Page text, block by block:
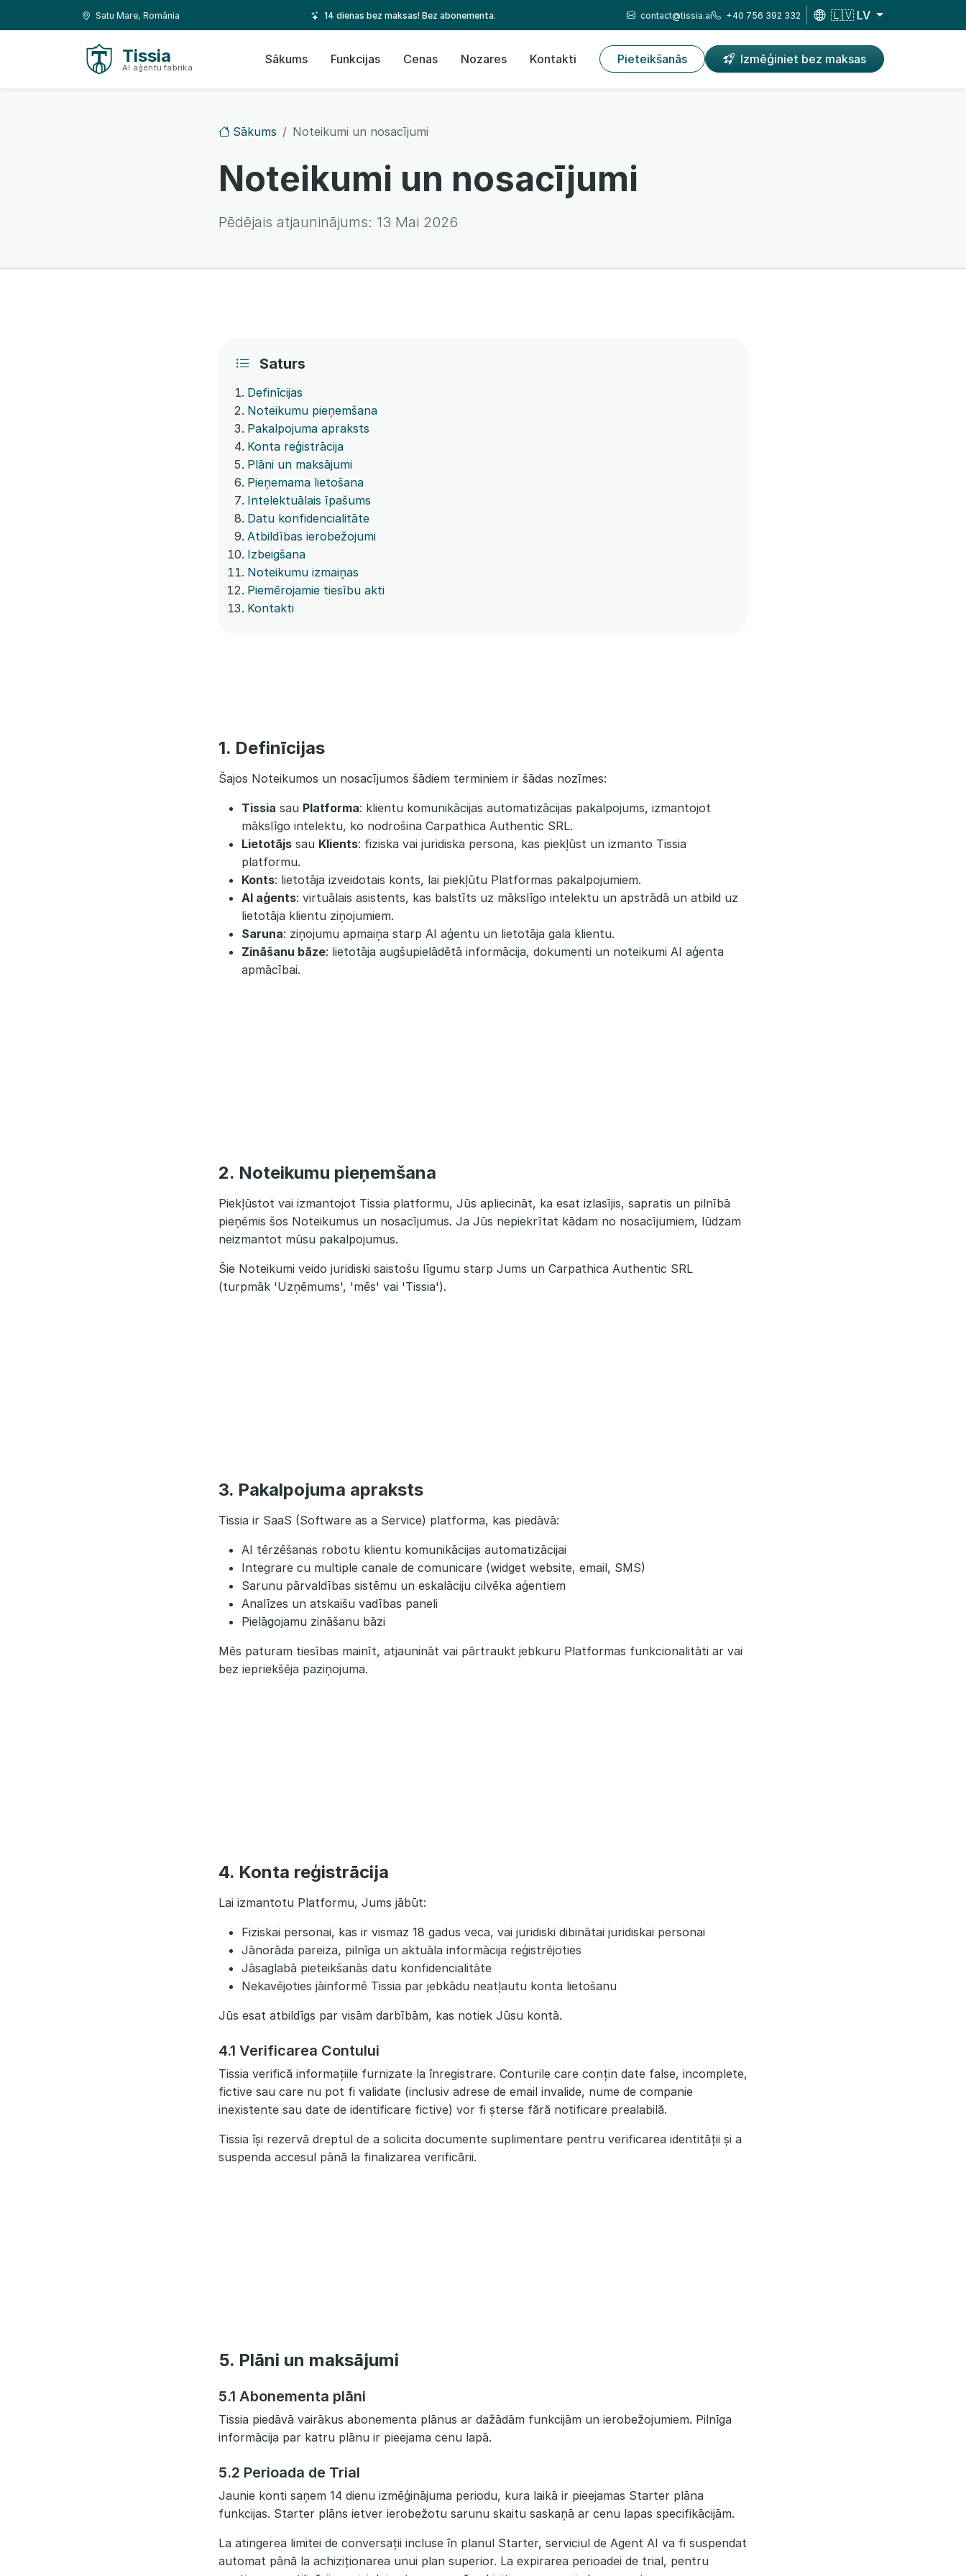
Pāriet uz saturu
Pāriet uz navigācijuAtrašanās vieta:
Satu Mare, România 14 dienas bez maksas! Bez abonementa. contact@tissia.ai +40 756 392 332 🇱🇻 LV
Tissia
AI aģentu fabrika
Sākums Funkcijas Cenas Nozares Kontakti Pieteikšanās Izmēģiniet bez maksas
Sākums Noteikumi un nosacījumi
Noteikumi un nosacījumi
Pēdējais atjauninājums: 13 Mai 2026
Saturs
Definīcijas
Noteikumu pieņemšana
Pakalpojuma apraksts
Konta reģistrācija
Plāni un maksājumi
Pieņemama lietošana
Intelektuālais īpašums
Datu konfidencialitāte
Atbildības ierobežojumi
Izbeigšana
Noteikumu izmaiņas
Piemērojamie tiesību akti
Kontakti
1. Definīcijas
Šajos Noteikumos un nosacījumos šādiem terminiem ir šādas nozīmes:
Tissia sau Platforma: klientu komunikācijas automatizācijas pakalpojums, izmantojot
mākslīgo intelektu, ko nodrošina Carpathica Authentic SRL.
Lietotājs sau Klients: fiziska vai juridiska persona, kas piekļūst un izmanto Tissia
platformu.
Konts: lietotāja izveidotais konts, lai piekļūtu Platformas pakalpojumiem.
AI aģents: virtuālais asistents, kas balstīts uz mākslīgo intelektu un apstrādā un atbild uz
lietotāja klientu ziņojumiem.
Saruna: ziņojumu apmaiņa starp AI aģentu un lietotāja gala klientu.
Zināšanu bāze: lietotāja augšupielādētā informācija, dokumenti un noteikumi AI aģenta
apmācībai.
2. Noteikumu pieņemšana
Piekļūstot vai izmantojot Tissia platformu, Jūs apliecināt, ka esat izlasījis, sapratis un pilnībā
pieņēmis šos Noteikumus un nosacījumus. Ja Jūs nepiekrītat kādam no nosacījumiem, lūdzam
neizmantot mūsu pakalpojumus.
Šie Noteikumi veido juridiski saistošu līgumu starp Jums un Carpathica Authentic SRL
(turpmāk 'Uzņēmums', 'mēs' vai 'Tissia').
3. Pakalpojuma apraksts
Tissia ir SaaS (Software as a Service) platforma, kas piedāvā:
AI tērzēšanas robotu klientu komunikācijas automatizācijai
Integrare cu multiple canale de comunicare (widget website, email, SMS)
Sarunu pārvaldības sistēmu un eskalāciju cilvēka aģentiem
Analīzes un atskaišu vadības paneli
Pielāgojamu zināšanu bāzi
Mēs paturam tiesības mainīt, atjaunināt vai pārtraukt jebkuru Platformas funkcionalitāti ar vai
bez iepriekšēja paziņojuma.
4. Konta reģistrācija
Lai izmantotu Platformu, Jums jābūt:
Fiziskai personai, kas ir vismaz 18 gadus veca, vai juridiski dibinātai juridiskai personai
Jānorāda pareiza, pilnīga un aktuāla informācija reģistrējoties
Jāsaglabā pieteikšanās datu konfidencialitāte
Nekavējoties jāinformē Tissia par jebkādu neatļautu konta lietošanu
Jūs esat atbildīgs par visām darbībām, kas notiek Jūsu kontā.
4.1 Verificarea Contului
Tissia verifică informațiile furnizate la înregistrare. Conturile care conțin date false, incomplete,
fictive sau care nu pot fi validate (inclusiv adrese de email invalide, nume de companie
inexistente sau date de identificare fictive) vor fi șterse fără notificare prealabilă.
Tissia își rezervă dreptul de a solicita documente suplimentare pentru verificarea identității și a
suspenda accesul până la finalizarea verificării.
5. Plāni un maksājumi
5.1 Abonementa plāni
Tissia piedāvā vairākus abonementa plānus ar dažādām funkcijām un ierobežojumiem. Pilnīga
informācija par katru plānu ir pieejama cenu lapā.
5.2 Perioada de Trial
Jaunie konti saņem 14 dienu izmēģinājuma periodu, kura laikā ir pieejamas Starter plāna
funkcijas. Starter plāns ietver ierobežotu sarunu skaitu saskaņā ar cenu lapas specifikācijām.
La atingerea limitei de conversații incluse în planul Starter, serviciul de Agent AI va fi suspendat
automat până la achiziționarea unui plan superior. La expirarea perioadei de trial, pentru